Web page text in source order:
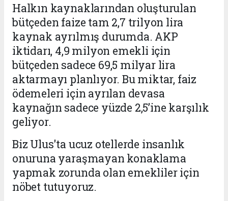
Halkın kaynaklarından oluşturulan
bütçeden faize tam 2,7 trilyon lira
kaynak ayrılmış durumda. AKP
iktidarı, 4,9 milyon emekli için
bütçeden sadece 69,5 milyar lira
aktarmayı planlıyor. Bu miktar, faiz
ödemeleri için ayrılan devasa
kaynağın sadece yüzde 2,5’ine karşılık
geliyor.
Biz Ulus'ta ucuz otellerde insanlık
onuruna yaraşmayan konaklama
yapmak zorunda olan emekliler için
nöbet tutuyoruz.